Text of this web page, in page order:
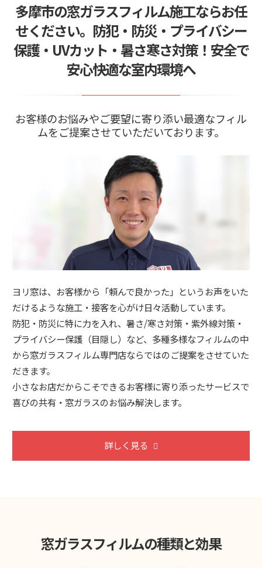
多摩市の窓ガラスフィルム施工ならお任
せください。防犯・防災・プライバシー
保護・UVカット・暑さ寒さ対策！安全で
安心快適な室内環境へ
お客様のお悩みやご要望に寄り添い最適なフィル
ムをご提案させていただいております。
ヨリ窓は、お客様から「頼んで良かった」というお声をいた
だけるような施工・接客を心がけ日々活動しています。
防犯・防災に特に力を入れ、暑さ/寒さ対策・紫外線対策・
プライバシー保護（目隠し）など、多種多様なフィルムの中
から窓ガラスフィルム専門店ならではのご提案をさせていた
だきます。
小さなお店だからこそできるお客様に寄り添ったサービスで
喜びの共有・窓ガラスのお悩み解決します。
詳しく見る
窓ガラスフィルムの種類と効果